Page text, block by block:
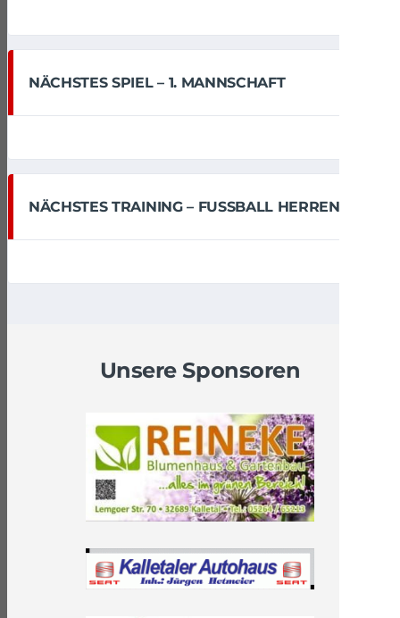
NÄCHSTES SPIEL – 1. MANNSCHAFT
NÄCHSTES TRAINING – FUSSBALL HERREN
Unsere Sponsoren